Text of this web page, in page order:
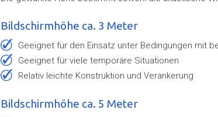
Bildschirmhöhe ca. 3 Meter
geeignet für den Einsatz unter Bedingungen mit
geeignet für viele temporäre Situationen
relativ leichte Konstruktion und Verankerung
Bildschirmhöhe ca. 5 Meter